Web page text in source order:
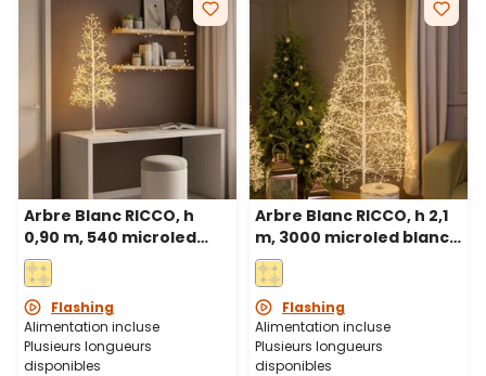
Arbre Blanc RICCO, h
0,90 m, 540 microled
blanc chaud, intérieur
Flashing
Alimentation incluse
Plusieurs longueurs
disponibles
Arbre Blanc RICCO, h 2,1
m, 3000 microled blanc
chaud, intérieur
Flashing
Alimentation incluse
Plusieurs longueurs
disponibles